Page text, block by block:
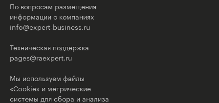
По вопросам размещения
информации о компаниях
info@expert-business.ru
Техническая поддержка
pages@raexpert.ru
Мы используем файлы
«Cookie» и метрические
системы для сбора и анализа